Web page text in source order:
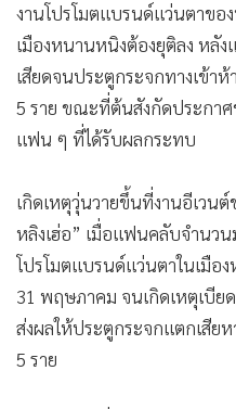
• MGR Live
• Infographic
• การเมือง
• ท่องเที่ยว
• ต่างประเทศ
Special Scoop
• เศรษฐกิจ-ธุรกิจ
• จีน
• ชุมชน-คุณภาพชีวิต
• อาชญากรรม
งานโปรโมตแบรนด์แว่นตาขอ
เมืองหนานหนิงต้องยุติลง หลั
เสียดจนประตูกระจกทางเข้า
5 ราย ขณะที่ต้นสังกัดประกา
แฟน ๆ ที่ได้รับผลกระทบ
เกิดเหตุวุ่นวายขึ้นที่งานอีเวน
หลิงเฮ่อ” เมื่อแฟนคลับจำนว
โปรโมตแบรนด์แว่นตาในเมือ
31 พฤษภาคม จนเกิดเหตุเบีย
ส่งผลให้ประตูกระจกแตกเสีย
5 ราย